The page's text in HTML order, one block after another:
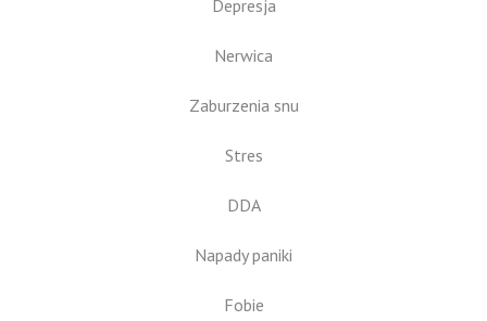
Depresja
Nerwica
Zaburzenia snu
Stres
DDA
Napady paniki
Fobie